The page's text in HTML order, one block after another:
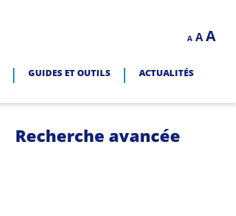
A
Decrease
font
A Reset
A
GUIDES ET OUTILS
ACTUALITÉS
Recherche avancée